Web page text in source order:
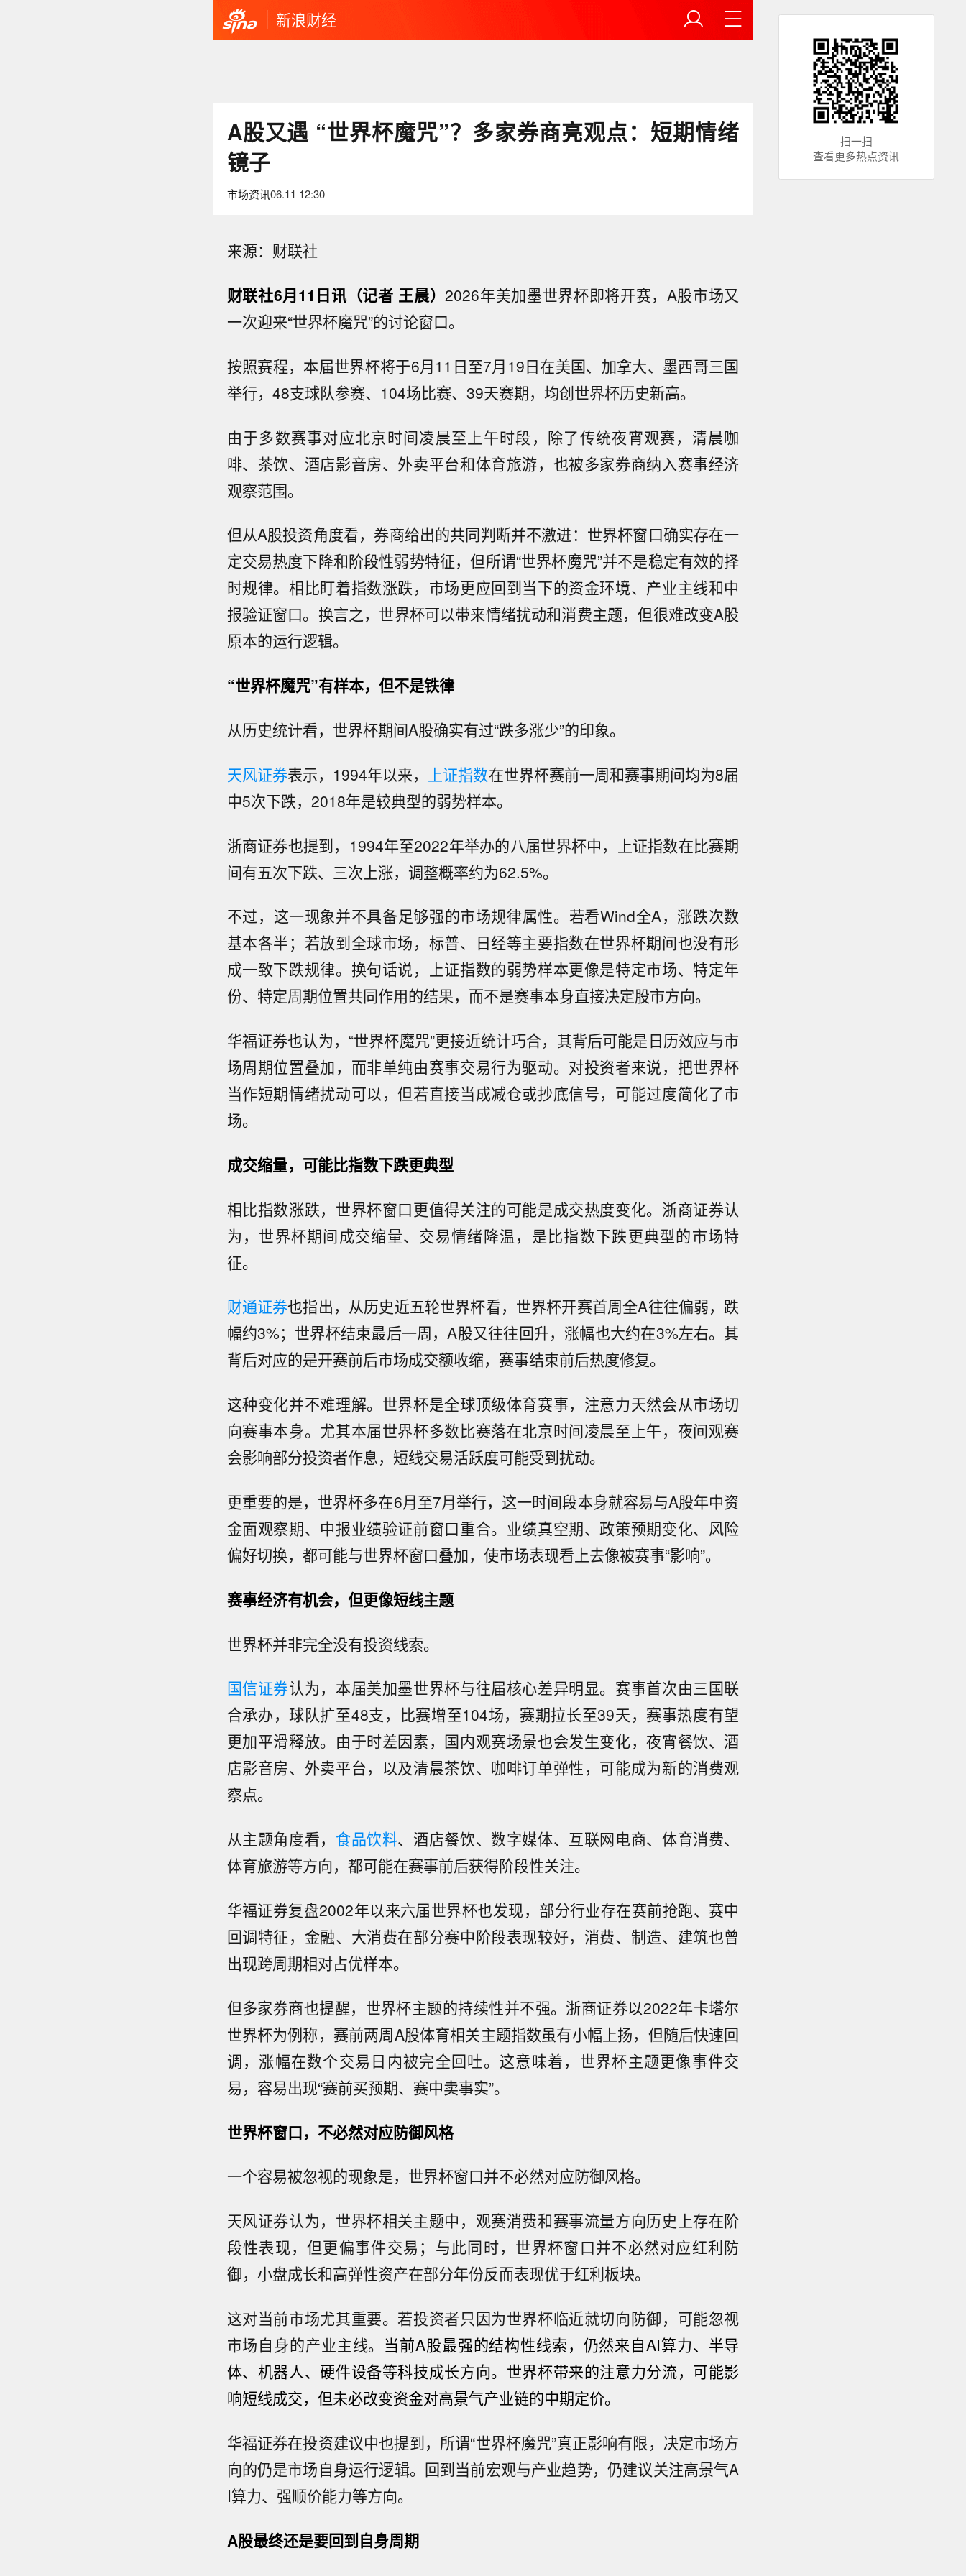
新浪财经
A股又遇 “世界杯魔咒”？多家券商亮观点：短期情绪
镜子
市场资讯06.11 12:30
来源：财联社
财联社6月11日讯（记者 王晨） 2026年美加墨世界杯即将开赛，A股市场又
一次迎来“世界杯魔咒”的讨论窗口。
按照赛程，本届世界杯将于6月11日至7月19日在美国、加拿大、墨西哥三国
举行，48支球队参赛、104场比赛、39天赛期，均创世界杯历史新高。
由于多数赛事对应北京时间凌晨至上午时段，除了传统夜宵观赛，清晨咖
啡、茶饮、酒店影音房、外卖平台和体育旅游，也被多家券商纳入赛事经济
观察范围。
但从A股投资角度看，券商给出的共同判断并不激进：世界杯窗口确实存在一
定交易热度下降和阶段性弱势特征，但所谓“世界杯魔咒”并不是稳定有效的择
时规律。相比盯着指数涨跌，市场更应回到当下的资金环境、产业主线和中
报验证窗口。换言之，世界杯可以带来情绪扰动和消费主题，但很难改变A股
原本的运行逻辑。
“世界杯魔咒”有样本，但不是铁律
从历史统计看，世界杯期间A股确实有过“跌多涨少”的印象。
天风证券表示，1994年以来， 上证指数在世界杯赛前一周和赛事期间均为8届
中5次下跌，2018年是较典型的弱势样本。
浙商证券也提到，1994年至2022年举办的八届世界杯中，上证指数在比赛期
间有五次下跌、三次上涨，调整概率约为62.5%。
不过，这一现象并不具备足够强的市场规律属性。若看Wind全A，涨跌次数
基本各半；若放到全球市场，标普、日经等主要指数在世界杯期间也没有形
成一致下跌规律。换句话说，上证指数的弱势样本更像是特定市场、特定年
份、特定周期位置共同作用的结果，而不是赛事本身直接决定股市方向。
华福证券也认为，“世界杯魔咒”更接近统计巧合，其背后可能是日历效应与市
场周期位置叠加，而非单纯由赛事交易行为驱动。对投资者来说，把世界杯
当作短期情绪扰动可以，但若直接当成减仓或抄底信号，可能过度简化了市
场。
成交缩量，可能比指数下跌更典型
相比指数涨跌，世界杯窗口更值得关注的可能是成交热度变化。浙商证券认
为，世界杯期间成交缩量、交易情绪降温，是比指数下跌更典型的市场特
征。
财通证券也指出，从历史近五轮世界杯看，世界杯开赛首周全A往往偏弱，跌
幅约3%；世界杯结束最后一周，A股又往往回升，涨幅也大约在3%左右。其
背后对应的是开赛前后市场成交额收缩，赛事结束前后热度修复。
这种变化并不难理解。世界杯是全球顶级体育赛事，注意力天然会从市场切
向赛事本身。尤其本届世界杯多数比赛落在北京时间凌晨至上午，夜间观赛
会影响部分投资者作息，短线交易活跃度可能受到扰动。
更重要的是，世界杯多在6月至7月举行，这一时间段本身就容易与A股年中资
金面观察期、中报业绩验证前窗口重合。业绩真空期、政策预期变化、风险
偏好切换，都可能与世界杯窗口叠加，使市场表现看上去像被赛事“影响”。
赛事经济有机会，但更像短线主题
世界杯并非完全没有投资线索。
国信证券认为，本届美加墨世界杯与往届核心差异明显。赛事首次由三国联
合承办，球队扩至48支，比赛增至104场，赛期拉长至39天，赛事热度有望
更加平滑释放。由于时差因素，国内观赛场景也会发生变化，夜宵餐饮、酒
店影音房、外卖平台，以及清晨茶饮、咖啡订单弹性，可能成为新的消费观
察点。
从主题角度看， 食品饮料、酒店餐饮、数字媒体、互联网电商、体育消费、
体育旅游等方向，都可能在赛事前后获得阶段性关注。
华福证券复盘2002年以来六届世界杯也发现，部分行业存在赛前抢跑、赛中
回调特征，金融、大消费在部分赛中阶段表现较好，消费、制造、建筑也曾
出现跨周期相对占优样本。
但多家券商也提醒，世界杯主题的持续性并不强。浙商证券以2022年卡塔尔
世界杯为例称，赛前两周A股体育相关主题指数虽有小幅上扬，但随后快速回
调，涨幅在数个交易日内被完全回吐。这意味着，世界杯主题更像事件交
易，容易出现“赛前买预期、赛中卖事实”。
世界杯窗口，不必然对应防御风格
一个容易被忽视的现象是，世界杯窗口并不必然对应防御风格。
天风证券认为，世界杯相关主题中，观赛消费和赛事流量方向历史上存在阶
段性表现，但更偏事件交易；与此同时，世界杯窗口并不必然对应红利防
御，小盘成长和高弹性资产在部分年份反而表现优于红利板块。
这对当前市场尤其重要。若投资者只因为世界杯临近就切向防御，可能忽视
市场自身的产业主线。 当前A股最强的结构性线索，仍然来自AI算力、半导
体、机器人、硬件设备等科技成长方向。世界杯带来的注意力分流，可能影
响短线成交，但未必改变资金对高景气产业链的中期定价。
华福证券在投资建议中也提到，所谓“世界杯魔咒”真正影响有限，决定市场方
向的仍是市场自身运行逻辑。回到当前宏观与产业趋势，仍建议关注高景气A
I算力、强顺价能力等方向。
A股最终还是要回到自身周期
扫一扫
查看更多热点资讯